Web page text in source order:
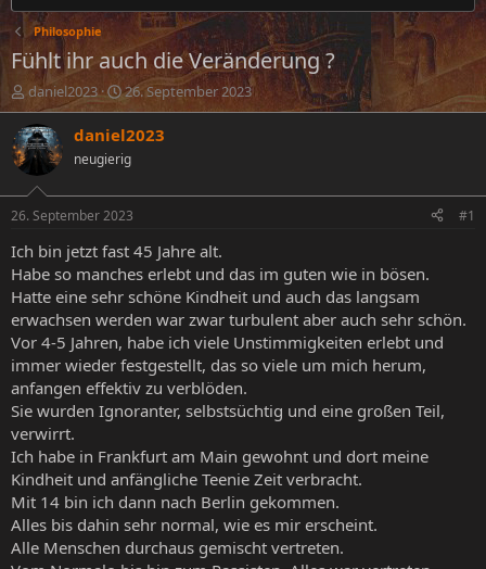
Philosophie
Fühlt ihr auch die Veränderung ?
E
r
s
t
e
l
e
r
daniel2023
E
r
s
e
l
t
a
26. September 2023
daniel2023
neugierig
26. September 2023 #1
Ich bin jetzt fast 45 Jahre alt.
Habe so manches erlebt und das im guten wie in bösen.
Hatte eine sehr schöne Kindheit und auch das langsam
erwachsen werden war zwar turbulent aber auch sehr schön.
Vor 4-5 Jahren, habe ich viele Unstimmigkeiten erlebt und
immer wieder festgestellt, das so viele um mich herum,
anfangen effektiv zu verblöden.
Sie wurden Ignoranter, selbstsüchtig und eine großen Teil,
verwirrt.
Ich habe in Frankfurt am Main gewohnt und dort meine
Kindheit und anfängliche Teenie Zeit verbracht.
Mit 14 bin ich dann nach Berlin gekommen.
Alles bis dahin sehr normal, wie es mir erscheint.
Alle Menschen durchaus gemischt vertreten.